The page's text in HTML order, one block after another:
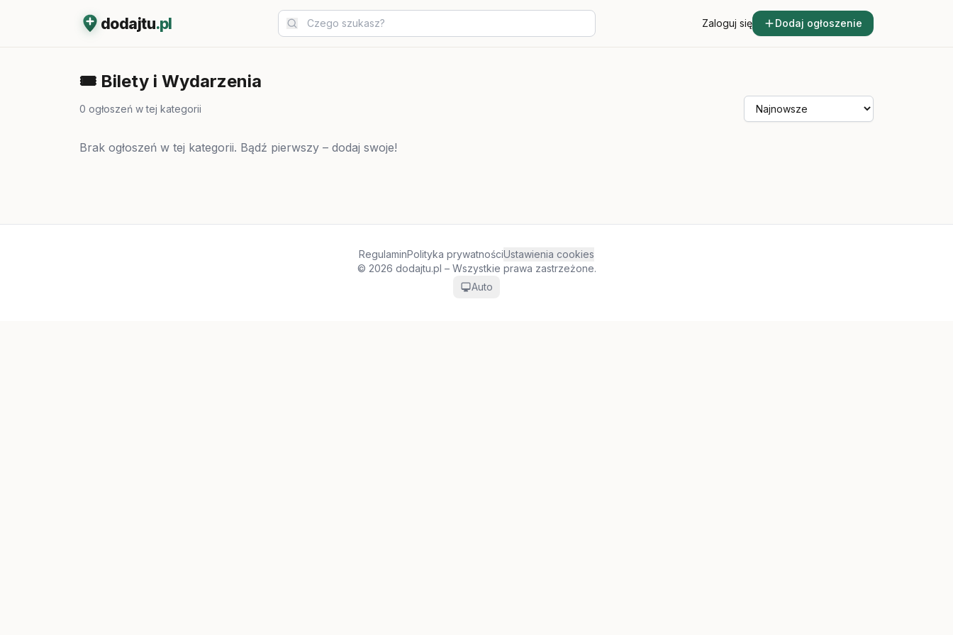
dodajtu.pl Zaloguj się Dodaj ogłoszenie
🎟️ Bilety i Wydarzenia
0 ogłoszeń w tej kategorii
Brak ogłoszeń w tej kategorii. Bądź pierwszy – dodaj swoje!
RegulaminPolityka prywatnościUstawienia cookies
© 2026 dodajtu.pl – Wszystkie prawa zastrzeżone.
Auto